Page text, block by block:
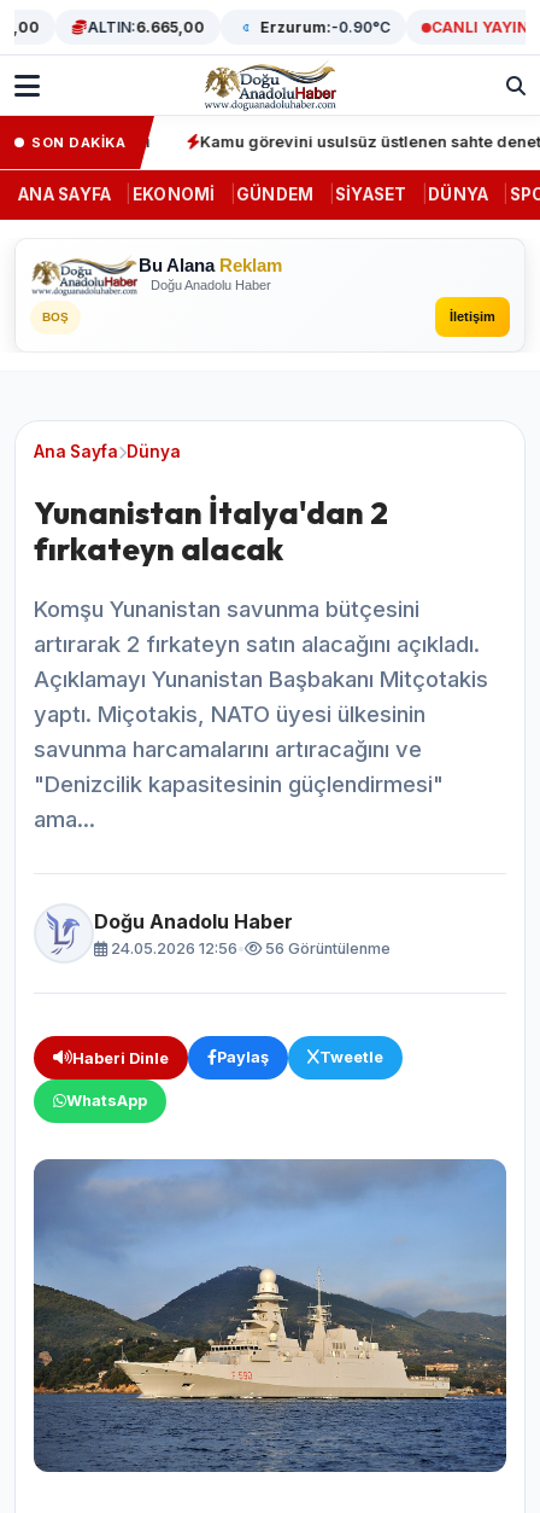
ALTIN:6.665,00 Erzurum:-0.90°C CANLI YAYIN
SON DAKİKA
gözaltı Kamu görevini usulsüz üstlenen sahte denetçilere
ANA SAYFA EKONOMI GÜNDEM SIYASET DÜNYA
Bu Alana Reklam
Doğu Anadolu Haber
BOŞ İletişim
Ana Sayfa Dünya
Yunanistan İtalya'dan 2
fırkateyn alacak
Komşu Yunanistan savunma bütçesini
artırarak 2 fırkateyn satın alacağını açıkladı.
Açıklamayı Yunanistan Başbakanı Mitçotakis
yaptı. Miçotakis, NATO üyesi ülkesinin
savunma harcamalarını artıracağını ve
"Denizcilik kapasitesinin güçlendirmesi"
ama...
Doğu Anadolu Haber
24.05.2026 12:56• 56 Görüntülenme
Haberi Dinle Paylaş Tweetle
WhatsApp